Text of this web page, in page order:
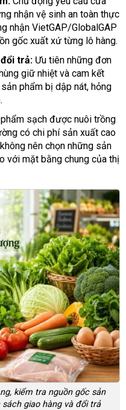
nhận vệ sinh an toàn thực
nhận VietGAP/GlobalGAP
gốc xuất xứ từng lô hàng.
trả:Ưu tiên những đơn
giữ nhiệt và cam kết
phẩm bị dập nát, hỏng
sạch được nuôi trồng
có chi phí sản xuất cao
nên chọn những sản
với mặt bằng chung của thị
kiểm tra nguồn gốc sản
giao hàng và đổi trả